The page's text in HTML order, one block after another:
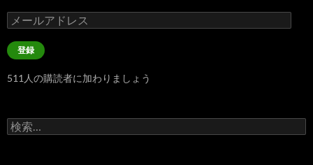
メ
ー
ル
ア
レ
登録
511人の購読者に加わりましょう
検
索: